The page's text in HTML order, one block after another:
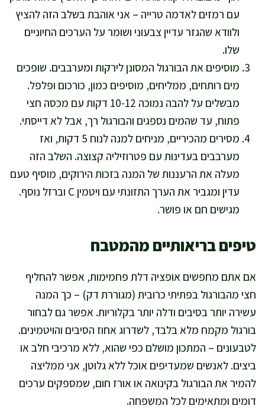
עם רמזים לאדמה טרייה – אני אוהבת בשלב הזה להציץ
ולוודא שהגזר עדיין צבעוני ושומר על הערכים החיוניים
שלו.
מוסיפים את הבורגול המסונן לירקות ומערבבים. שופכים
מים רותחים, ממליחים, מוסיפים כמון, כורכום ופלפל.
מבשלים על להבה נמוכה 10-12 דקות עם מכסה חצי
פתוח, עד שהמים נספגים והבורגול רך, אבל לא דייסתי.
מסירים מהכיריים, מניחים למנה לנוח 5 דקות, ואז
מערבבים בעדינות עם פטרוזיליה קצוצה. השלב הזה
מעלה את הרעננות של המנה בזכות הירוקים, מוסיף טעם
עדין ומגביר את הערך התזונתי עם ויטמין C וברזל נוסף.
מגישים חם או פושר.
טיפים בריאותיים מהמטבח
אם אתם מחפשים אופציה דלת פחמימות, אפשר להחליף
חצי מהבורגול בפתיתי כרובית (מגוררת דק) – כך המנה
עשירה יותר בסיבים ודלה יותר בקלוריות. אפשר גם לבחור
בורגול מקמח מלא בלבד, לשדרוג אחוז הסיבים והויטמינים.
לטבעונים – המתכון מושלם כפי שהוא, ללא מרכיבי חלב או
ביצים. לאנשים שמעדיפים אוכל ללא גלוטן, אני ממליצה
להמיר את הבורגול בקינואה או אורז חום, שמספקים ערכים
דומים ומתאימים לכל המשפחה.